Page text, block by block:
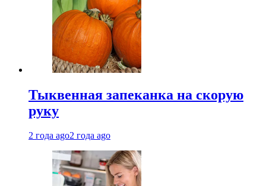
Тыквенная запеканка на скорую
руку
2 года ago2 года ago